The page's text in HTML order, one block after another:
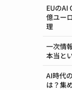
EUのAI
億ユー
理
一次情
本当と
AI時代
は？集